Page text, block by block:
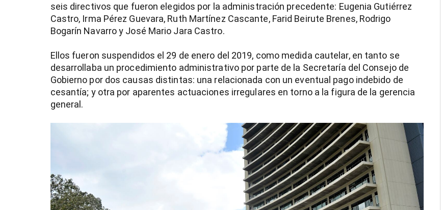
seis directivos que fueron elegidos por la administración precedente: Eugenia Gutiérrez
Castro, Irma Pérez Guevara, Ruth Martínez Cascante, Farid Beirute Brenes, Rodrigo
Bogarín Navarro y José Mario Jara Castro.
Ellos fueron suspendidos el 29 de enero del 2019, como medida cautelar, en tanto se
desarrollaba un procedimiento administrativo por parte de la Secretaría del Consejo de
Gobierno por dos causas distintas: una relacionada con un eventual pago indebido de
cesantía; y otra por aparentes actuaciones irregulares en torno a la figura de la gerencia
general.